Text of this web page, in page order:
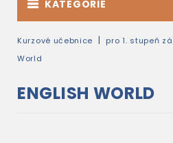
KATEGORIE
Kurzové učebnice pro 1. stupeň
World
ENGLISH WORLD